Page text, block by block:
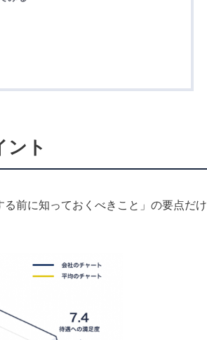
ント
前に知っておくべきこと」の要点だけ